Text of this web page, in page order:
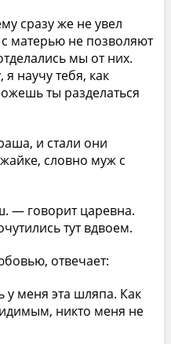
сразу же не увел
матерью не позволяют
мы от них.
научу тебя, как
ты разделаться
и стали они
словно муж с
— говорит царевна.
тут вдвоем.
отвечает:
у меня эта шляпа. Как
никто меня не